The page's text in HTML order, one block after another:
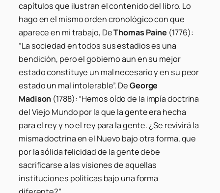
capítulos que ilustran el contenido del libro. Lo
hago en el mismo orden cronológico con que
aparece en mi trabajo, DeThomas Paine (1776):
“La sociedad en todos sus estadios es una
bendición, pero el gobierno aun en su mejor
estado constituye un mal necesario y en su peor
estado un mal intolerable”. DeGeorge
Madison (1788): “Hemos oído de la impía doctrina
del Viejo Mundo por la que la gente era hecha
para el rey y no el rey para la gente. ¿Se revivirá la
misma doctrina en el Nuevo bajo otra forma, que
por la sólida felicidad de la gente debe
sacrificarse a las visiones de aquellas
instituciones políticas bajo una forma